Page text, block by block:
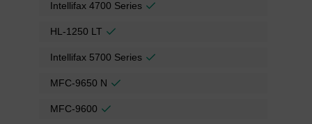
Intellifax 4700 Series
HL-1250 LT
Intellifax 5700 Series
MFC-9650 N
MFC-9600